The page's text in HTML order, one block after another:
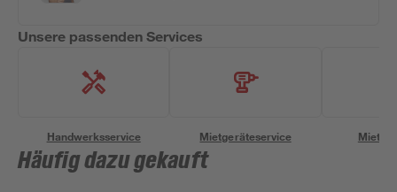
Unsere passenden Services
Handwerksservice Mietgeräteservice
Häufig dazu gekauft